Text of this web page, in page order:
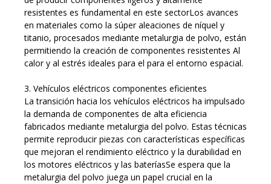
resistentes es fundamental en este sectorLos avances
en materiales como la súper aleaciones de níquel y
titanio, procesados mediante metalurgia de polvo, están
permitiendo la creación de componentes resistentes Al
calor y al estrés ideales para el para el entorno espacial.
3. Vehículos eléctricos componentes eficientes
La transición hacia los vehículos eléctricos ha impulsado
la demanda de componentes de alta eficiencia
fabricados mediante metalurgia del polvo. Estas técnicas
permite reproducir piezas con características específicas
que mejoran el rendimiento eléctrico y la durabilidad en
los motores eléctricos y las bateríasSe espera que la
metalurgia del polvo juega un papel crucial en la